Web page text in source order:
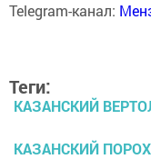
Telegram-канал:
Теги:
КАЗАНСКИЙ
КАЗАНСКИЙ